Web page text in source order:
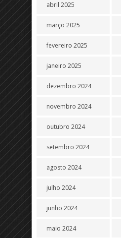
abril 2025
março 2025
fevereiro 2025
janeiro 2025
dezembro 2024
novembro 2024
outubro 2024
setembro 2024
agosto 2024
julho 2024
junho 2024
maio 2024